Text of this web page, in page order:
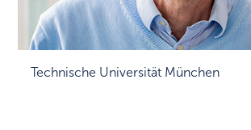
Technische Universität München